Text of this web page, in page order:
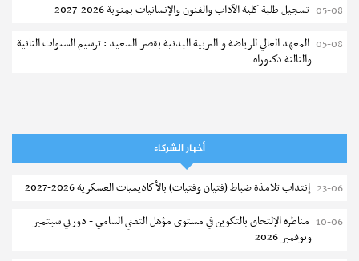
05-08 تسجيل طلبة كلية الآداب والفنون والإنسانيات بمنوبة 2026-2027
05-08 المعهد العالي للرياضة و التربية البدنية بقصر السعيد : ترسيم السنوات الثانية
والثالثة دكتوراه
05-08
الترشح للماجستير بالمعهد العالي للرياضة والتربية البدنية بصفاقس 2026-
المركز القطاعي للتكوين في الآلية الفلاحية جوقار الفحص :فتح باب الترشح
أخبار الشركاء
23-06 إنتداب تلامذة ضباط (فتيان وفتيات) بالأكاديميات العسكرية 2026-2027
10-06 مناظرة الإلتحاق بالتكوين في مستوى مؤهل التقني السامي - دورتي سبتمبر
ونوفمبر 2026